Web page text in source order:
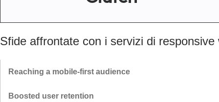
Sfide affrontate con i servizi di responsive
Reaching a mobile-first audience
Grazie ai nostri servizi di responsive web design, adattiamo il vostro
Boosted user retention